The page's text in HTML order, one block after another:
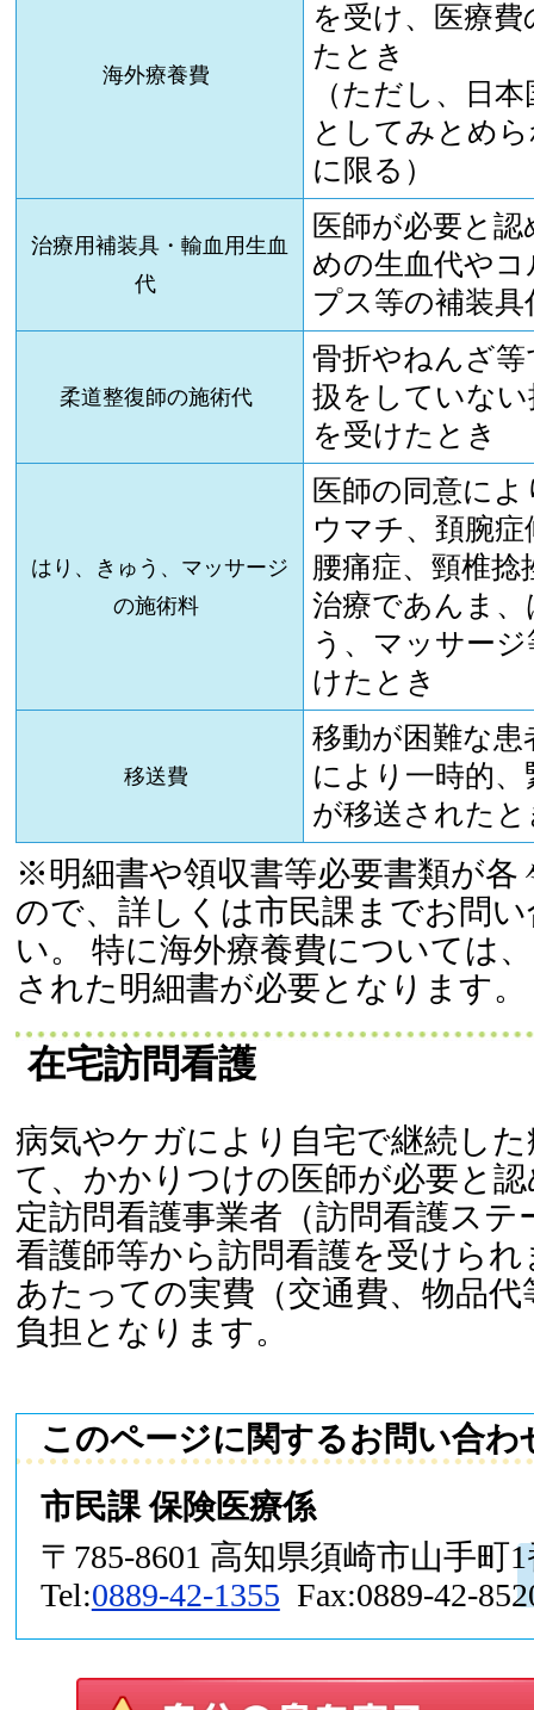
海外療養費
を受け、医療
たとき
（ただし、日
としてみとめ
に限る）
治療用補装具・輸血用生血
代
医師が必要と
めの生血代や
プス等の補装
柔道整復師の施術代
骨折やねんざ
扱をしていな
を受けたとき
はり、きゅう、マッサージ
の施術料
医師の同意に
ウマチ、頚腕
腰痛症、頸椎捻
治療であんま
う、マッサー
けたとき
移送費
移動が困難な
により一時的
が移送された
※明細書や領収書等必要書類が各
ので、詳しくは市民課までお問
い。 特に海外療養費については
された明細書が必要となります。
在宅訪問看護
病気やケガにより自宅で継続し
て、かかりつけの医師が必要と
定訪問看護事業者（訪問看護ステ
看護師等から訪問看護を受けら
あたっての実費（交通費、物品代
負担となります。
このページに関するお問い合わ
市民課 保険医療係
〒785-8601 高知県須崎市山手町
Tel:0889-42-1355 Fax:0889-42-